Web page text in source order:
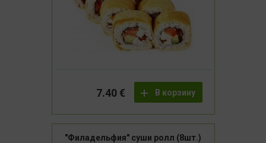
В корзину
7.40 €
"Филадельфия" суши ролл (8шт.)